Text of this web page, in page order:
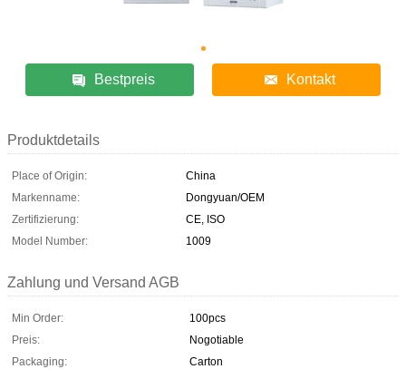
Bestpreis Kontakt
Produktdetails
Place of Origin:
China
Markenname:
Dongyuan/OEM
Zertifizierung:
CE, ISO
Model Number:
1009
Zahlung und Versand AGB
Min Order:
100pcs
Preis:
Nogotiable
Packaging:
Carton